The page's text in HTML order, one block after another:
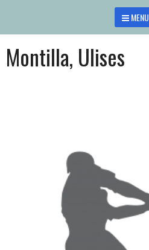
contenido
MENU
Montilla, Ulises